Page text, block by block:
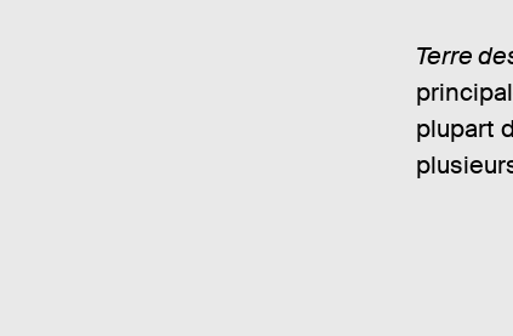
Terre
plupart